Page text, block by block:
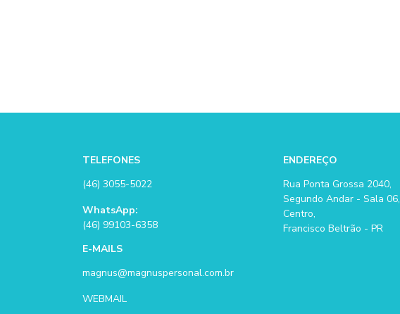
TELEFONES
(46) 3055-5022
WhatsApp:
(46) 99103-6358
E-MAILS
magnus@magnuspersonal.com.br
WEBMAIL
ENDEREÇO
Rua Ponta Grossa 2040,
Segundo Andar - Sala 06,
Centro,
Francisco Beltrão - PR